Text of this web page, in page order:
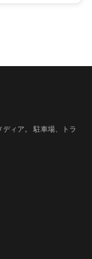
ィア。 駐車場、トラ